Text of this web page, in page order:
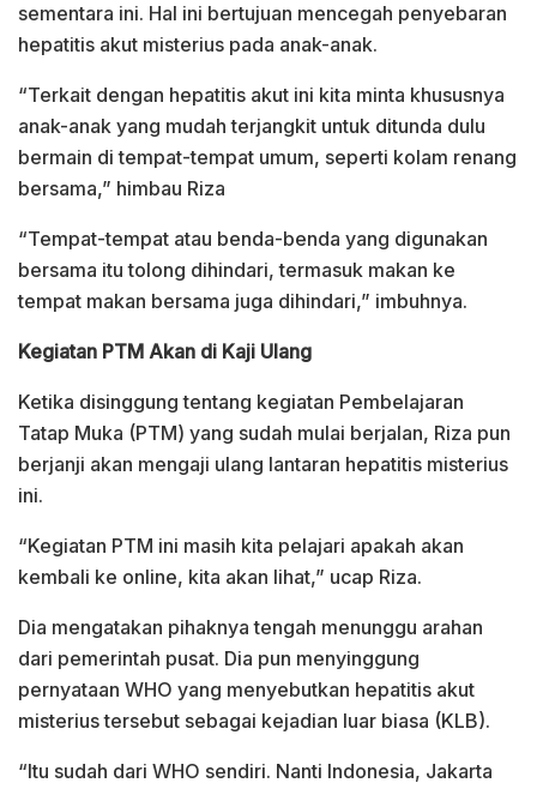
sementara ini. Hal ini bertujuan mencegah penyebaran
hepatitis akut misterius pada anak-anak.
“Terkait dengan hepatitis akut ini kita minta khususnya
anak-anak yang mudah terjangkit untuk ditunda dulu
bermain di tempat-tempat umum, seperti kolam renang
bersama,” himbau Riza
“Tempat-tempat atau benda-benda yang digunakan
bersama itu tolong dihindari, termasuk makan ke
tempat makan bersama juga dihindari,” imbuhnya.
Kegiatan PTM Akan di Kaji Ulang
Ketika disinggung tentang kegiatan Pembelajaran
Tatap Muka (PTM) yang sudah mulai berjalan, Riza pun
berjanji akan mengaji ulang lantaran hepatitis misterius
ini.
“Kegiatan PTM ini masih kita pelajari apakah akan
kembali ke online, kita akan lihat,” ucap Riza.
Dia mengatakan pihaknya tengah menunggu arahan
dari pemerintah pusat. Dia pun menyinggung
pernyataan WHO yang menyebutkan hepatitis akut
misterius tersebut sebagai kejadian luar biasa (KLB).
“Itu sudah dari WHO sendiri. Nanti Indonesia, Jakarta